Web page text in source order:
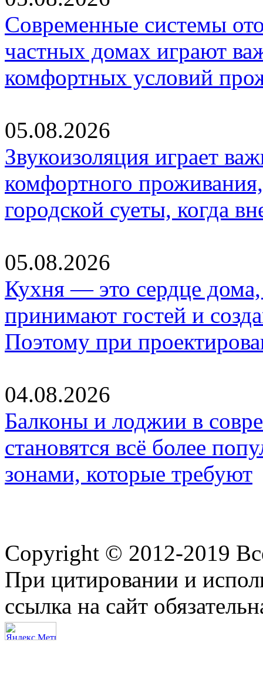
Современные системы
частных домах играют
комфортных условий
05.08.2026
Звукоизоляция играет
комфортного
городской суеты, когда
05.08.2026
Кухня — это сердце дома,
принимают гостей и
Поэтому при
04.08.2026
Балконы и лоджии в
становятся всё более
зонами, которые требуют
Copyright © 2012-2019
При цитировании и
ссылка на сайт